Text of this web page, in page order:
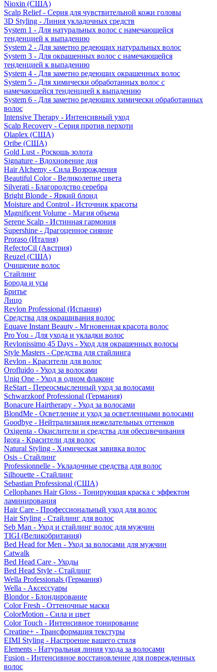
Nioxin (США)
Scalp Relief - Серия для чувствительной кожи головы
3D Styling - Линия укладочных средств
System 1 - Для натуральных волос с намечающейся
тенденцией к выпадению
System 2 - Для заметно редеющих натуральных волос
System 3 - Для окрашенных волос с намечающейся
тенденцией к выпадению
System 4 - Для заметно редеющих окрашенных волос
System 5 - Для химически обработанных волос с
намечающейся тенденцией к выпадению
System 6 - Для заметно редеющих химически обработанных
волос
Intensive Therapy - Интенсивный уход
Scalp Recovery - Серия против перхоти
Olaplex (США)
Oribe (США)
Gold Lust - Роскошь золота
Signature - Вдохновение дня
Hair Alchemy - Сила Возрождения
Beautiful Color - Великолепие цвета
Silverati - Благородство серебра
Bright Blonde - Яркий блонд
Moisture and Control - Источник красоты
Magnificent Volume - Магия объема
Serene Scalp - Истинная гармония
Supershine - Драгоценное сияние
Proraso (Италия)
RefectoCil (Австрия)
Reuzel (США)
Очищение волос
Стайлинг
Борода и усы
Бритье
Лицо
Revlon Professional (Испания)
Средства для окрашивания волос
Equave Instant Beauty - Мгновенная красота волос
Pro You - Для ухода и укладки волос
Revlonissimo 45 Days - Уход для окрашенных волосы
Style Masters - Средства для стайлинга
Revlon - Красители для волос
Orofluido - Уход за волосами
Uniq One - Уход в одном флаконе
ReStart - Переосмысленный уход за волосами
Schwarzkopf Professional (Германия)
Bonacure Hairtherapy - Уход за волосами
BlondMe - Осветление и уход за осветленными волосами
Goodbye - Нейтрализация нежелательных оттенков
Oxigenta - Окислители и средства для обесцвечивания
Igora - Красители для волос
Natural Styling - Химическая завивка волос
Osis - Стайлинг
Professionnelle - Укладочные средства для волос
Silhouette - Стайлинг
Sebastian Professional (США)
Cellophanes Hair Gloss - Тонирующая краска с эффектом
ламинирования
Hair Care - Профессиональный уход для волос
Hair Styling - Стайлинг для волос
Seb Man - Уход и стайлинг волос для мужчин
TIGI (Великобритания)
Bed Head for Men - Уход за волосами для мужчин
Catwalk
Bed Head Care - Уходы
Bed Head Style - Стайлинг
Wella Professionals (Германия)
Wella - Аксессуары
Blondor - Блондирование
Color Fresh - Оттеночные маски
ColorMotion - Сила и цвет
Color Touch - Интенсивное тонирование
Creatine+ - Трансформация текстуры
EIMI Styling - Настроение вашего стиля
Elements - Натуральная линия ухода за волосами
Fusion - Интенсивное восстановление для поврежденных
волос